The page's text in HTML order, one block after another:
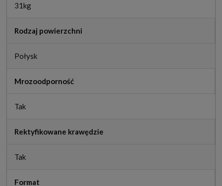
31kg
Rodzaj powierzchni
Połysk
Mrozoodporność
Tak
Rektyfikowane krawędzie
Tak
Format